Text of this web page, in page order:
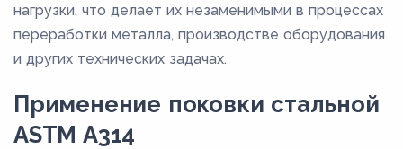
нагрузки, что делает их незаменимыми в процессах
переработки металла, производстве оборудования
и других технических задачах.
Применение поковки стальной
ASTM A314